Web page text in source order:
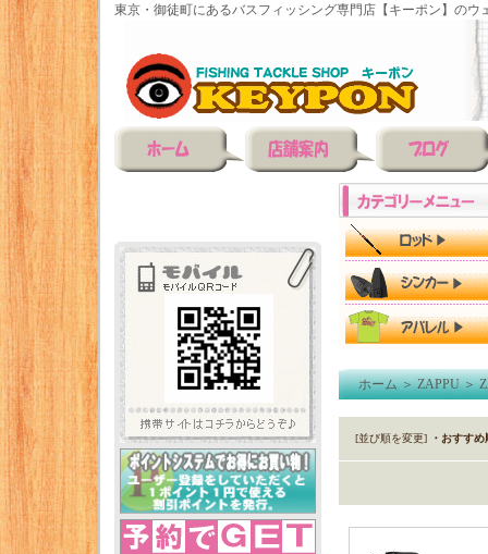
東京・御徒町にあるバスフィッシング専門店【キーポン】のウ
ホーム＞ZAPPU＞
[並び順を変更] ・おすすめ